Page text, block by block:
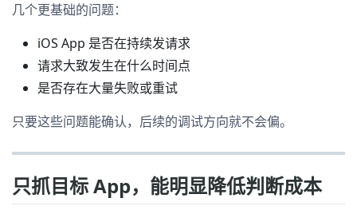
几个更基础的问题：
iOS App 是否在持续发请求
请求大致发生在什么时间点
是否存在大量失败或重试
只要这些问题能确认，后续的调试方向就不会偏。
只抓目标 App，能明显降低判断成本